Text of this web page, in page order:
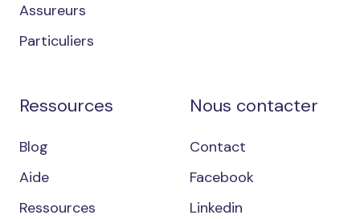
Assureurs
Particuliers
Ressources
Blog
Aide
Ressources
Nous contacter
Contact
Facebook
Linkedin